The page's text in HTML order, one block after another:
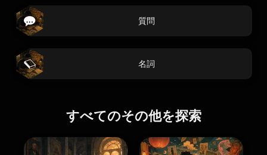
質問
名詞
すべてのその他を探索